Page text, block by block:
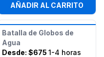
AÑADIR AL CARRITO
Batalla de Globos de
Agua
Desde: $675 1-4 horas